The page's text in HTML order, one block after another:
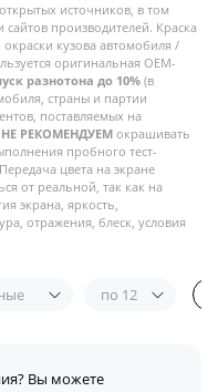
источников, в том
производителей. Краска
кузова автомобиля /
оригинальная OEM-
разнотона до 10%(в
страны и партии
поставляемых на
НЕ РЕКОМЕНДУЕМ окрашивать
пробного тест-
цвета на экране
от реальной, так как на
экрана, яркость,
отражения, блеск, условия
по 12
Вы можете